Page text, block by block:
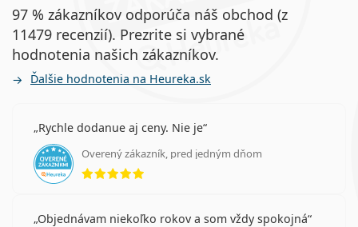
97 % zákazníkov odporúča náš obchod (z
11479 recenzií). Prezrite si vybrané
hodnotenia našich zákazníkov.
Ďalšie hodnotenia na Heureka.sk
Rychle dodanue aj ceny. Nie je
Overený zákazník, pred jedným dňom
hodnotenie 5 z 5
Objednávam niekoľko rokov a som vždy spokojná